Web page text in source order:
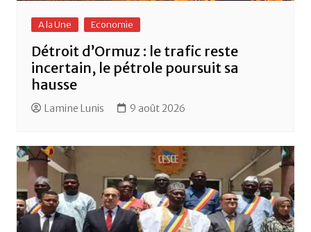
A la Une Economie
Détroit d’Ormuz : le trafic reste
incertain, le pétrole poursuit sa
hausse
Lamine Lunis 9 août 2026